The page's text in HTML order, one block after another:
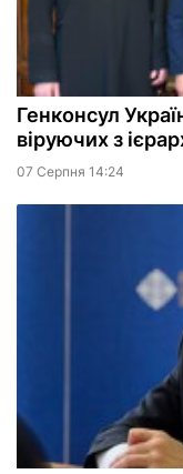
Генконсул
віруючих з
07 Серпня 14:24